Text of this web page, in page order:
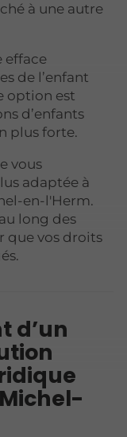
à une autre
efface
de l’enfant
option est
d’enfants
plus forte.
vous
adaptée à
en-l'Herm.
long des
que vos droits
d’un